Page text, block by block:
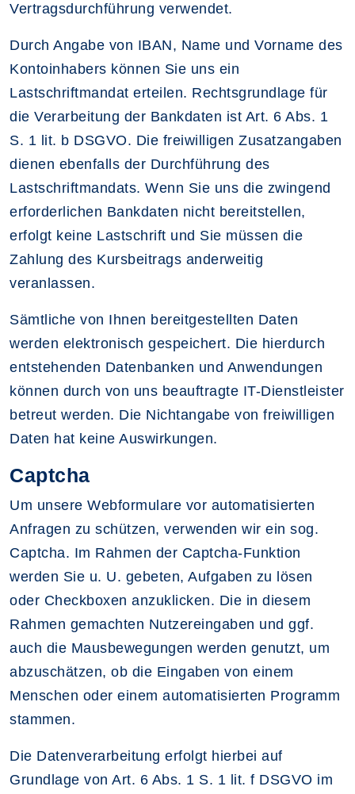
Vertragsdurchführung verwendet.
Durch Angabe von IBAN, Name und Vorname des
Kontoinhabers können Sie uns ein
Lastschriftmandat erteilen. Rechtsgrundlage für
die Verarbeitung der Bankdaten ist Art. 6 Abs. 1
S. 1 lit. b DSGVO. Die freiwilligen Zusatzangaben
dienen ebenfalls der Durchführung des
Lastschriftmandats. Wenn Sie uns die zwingend
erforderlichen Bankdaten nicht bereitstellen,
erfolgt keine Lastschrift und Sie müssen die
Zahlung des Kursbeitrags anderweitig
veranlassen.
Sämtliche von Ihnen bereitgestellten Daten
werden elektronisch gespeichert. Die hierdurch
entstehenden Datenbanken und Anwendungen
können durch von uns beauftragte IT-Dienstleister
betreut werden. Die Nichtangabe von freiwilligen
Daten hat keine Auswirkungen.
Captcha
Um unsere Webformulare vor automatisierten
Anfragen zu schützen, verwenden wir ein sog.
Captcha. Im Rahmen der Captcha-Funktion
werden Sie u. U. gebeten, Aufgaben zu lösen
oder Checkboxen anzuklicken. Die in diesem
Rahmen gemachten Nutzereingaben und ggf.
auch die Mausbewegungen werden genutzt, um
abzuschätzen, ob die Eingaben von einem
Menschen oder einem automatisierten Programm
stammen.
Die Datenverarbeitung erfolgt hierbei auf
Grundlage von Art. 6 Abs. 1 S. 1 lit. f DSGVO im